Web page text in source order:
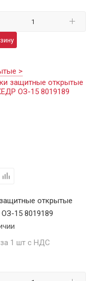
>
открытые
15 8019189
1 шт с НДС